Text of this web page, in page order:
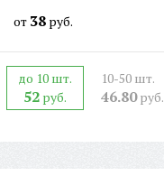
от 38 руб.
до 10 шт.
52руб.
10-50 шт.
46.80руб.